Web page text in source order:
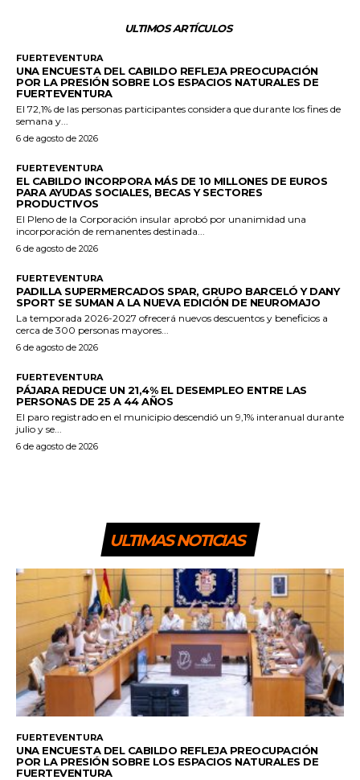
ULTIMOS ARTÍCULOS
FUERTEVENTURA
UNA ENCUESTA DEL CABILDO REFLEJA PREOCUPACIÓN
POR LA PRESIÓN SOBRE LOS ESPACIOS NATURALES DE
FUERTEVENTURA
El 72,1% de las personas participantes considera que durante los fines de
semana y...
6 de agosto de 2026
FUERTEVENTURA
EL CABILDO INCORPORA MÁS DE 10 MILLONES DE EUROS
PARA AYUDAS SOCIALES, BECAS Y SECTORES
PRODUCTIVOS
El Pleno de la Corporación insular aprobó por unanimidad una
incorporación de remanentes destinada...
6 de agosto de 2026
FUERTEVENTURA
PADILLA SUPERMERCADOS SPAR, GRUPO BARCELÓ Y DANY
SPORT SE SUMAN A LA NUEVA EDICIÓN DE NEUROMAJO
La temporada 2026-2027 ofrecerá nuevos descuentos y beneficios a
cerca de 300 personas mayores...
6 de agosto de 2026
FUERTEVENTURA
PÁJARA REDUCE UN 21,4% EL DESEMPLEO ENTRE LAS
PERSONAS DE 25 A 44 AÑOS
El paro registrado en el municipio descendió un 9,1% interanual durante
julio y se...
6 de agosto de 2026
ULTIMAS NOTICIAS
FUERTEVENTURA
UNA ENCUESTA DEL CABILDO REFLEJA PREOCUPACIÓN
POR LA PRESIÓN SOBRE LOS ESPACIOS NATURALES DE
FUERTEVENTURA